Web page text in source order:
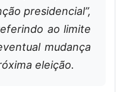
para discussão,
e aprovação no
presidencial”,
ao limite